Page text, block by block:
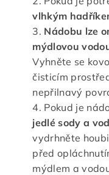
vlhkým
Nádobu lze
mýdlovou
Vyhněte se
čisticím
nepřilnavý
Pokud je
jedlé sody a
vydrhněte
před
mýdlem a